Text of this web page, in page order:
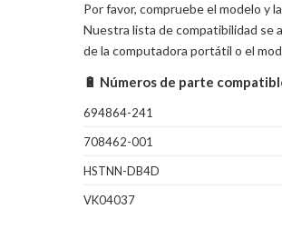
Por favor, compruebe el modelo y
Nuestra lista de compatibilidad se
de la computadora portátil o el
🔋 Números de parte
694864-241
708462-001
HSTNN-DB4D
VK04037